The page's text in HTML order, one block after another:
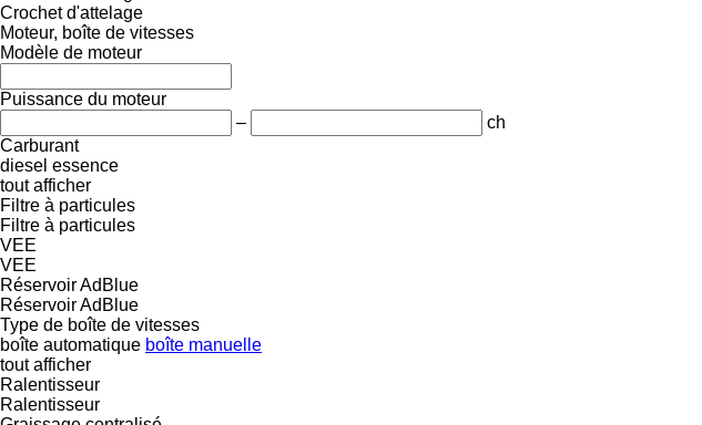
Crochet d'attelage
Moteur, boîte de vitesses
Modèle de moteur
Puissance du moteur
–
ch
Carburant
diesel essence
tout afficher
Filtre à particules
Filtre à particules
VEE
VEE
Réservoir AdBlue
Réservoir AdBlue
Type de boîte de vitesses
boîte automatique boîte manuelle
tout afficher
Ralentisseur
Ralentisseur